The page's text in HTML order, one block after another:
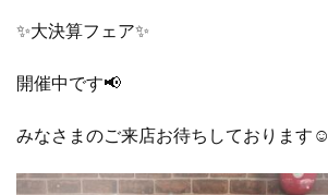
✨大決算フェア✨
開催中です📢
みなさまのご来店お待ちしております☺️